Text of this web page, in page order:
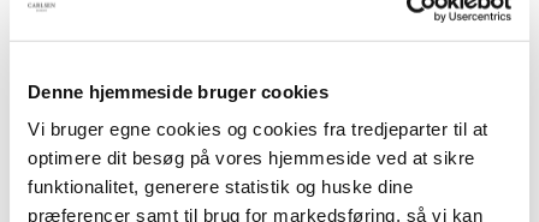
Denne hjemmeside bruger cookies
Vi bruger egne cookies og cookies fra tredjeparter til at
optimere dit besøg på vores hjemmeside ved at sikre
funktionalitet, generere statistik og huske dine
præferencer samt til brug for markedsføring, så vi kan
Papbog
Mine første 100 dinosaurer
Papbog
Min første